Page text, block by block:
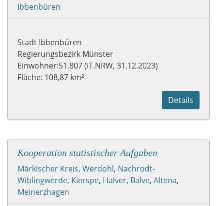
Ibbenbüren
Stadt Ibbenbüren
Regierungsbezirk Münster
Einwohner:51.807 (IT.NRW, 31.12.2023)
Fläche: 108,87 km²
Details
Kooperation statistischer Aufgaben
Märkischer Kreis, Werdohl, Nachrodt-
Wiblingwerde, Kierspe, Halver, Balve, Altena,
Meinerzhagen